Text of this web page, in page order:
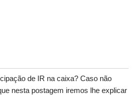
de IR na caixa? Caso não
nesta postagem iremos lhe explicar